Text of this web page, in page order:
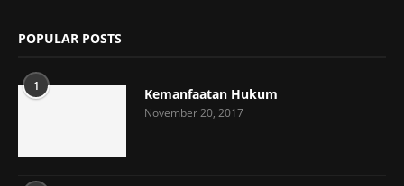
POPULAR POSTS
1 Kemanfaatan Hukum
November 20, 2017